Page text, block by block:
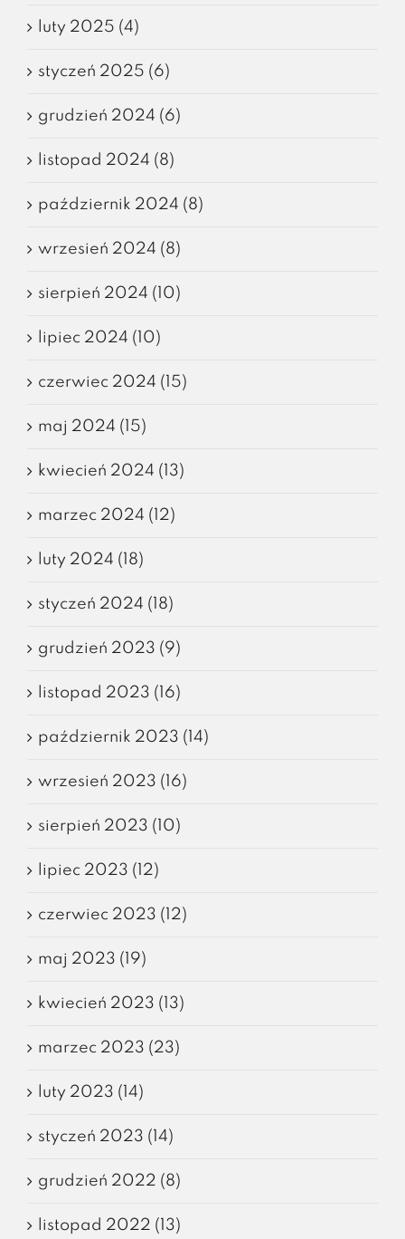
luty 2025 (4)
styczeń 2025 (6)
grudzień 2024 (6)
listopad 2024 (8)
październik 2024 (8)
wrzesień 2024 (8)
sierpień 2024 (10)
lipiec 2024 (10)
czerwiec 2024 (15)
maj 2024 (15)
kwiecień 2024 (13)
marzec 2024 (12)
luty 2024 (18)
styczeń 2024 (18)
grudzień 2023 (9)
listopad 2023 (16)
październik 2023 (14)
wrzesień 2023 (16)
sierpień 2023 (10)
lipiec 2023 (12)
czerwiec 2023 (12)
maj 2023 (19)
kwiecień 2023 (13)
marzec 2023 (23)
luty 2023 (14)
styczeń 2023 (14)
grudzień 2022 (8)
listopad 2022 (13)